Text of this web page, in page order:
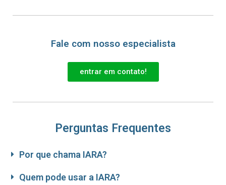
Fale com nosso especialista
entrar em contato!
Perguntas Frequentes
Por que chama IARA?
Quem pode usar a IARA?